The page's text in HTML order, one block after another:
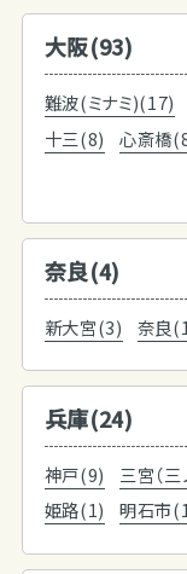
大阪(93)
難波(ミナミ)(17)
十三(8)
心斎橋
奈良(4)
新大宮(3) 奈良
兵庫(24)
神戸(9) 三宮（
姫路(1)
明石市